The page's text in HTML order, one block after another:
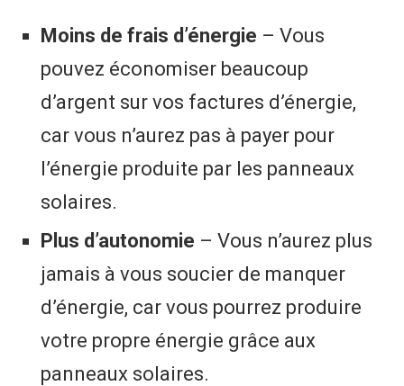
Moins de frais d’énergie – Vous
pouvez économiser beaucoup
d’argent sur vos factures d’énergie,
car vous n’aurez pas à payer pour
l’énergie produite par les panneaux
solaires.
Plus d’autonomie – Vous n’aurez plus
jamais à vous soucier de manquer
d’énergie, car vous pourrez produire
votre propre énergie grâce aux
panneaux solaires.